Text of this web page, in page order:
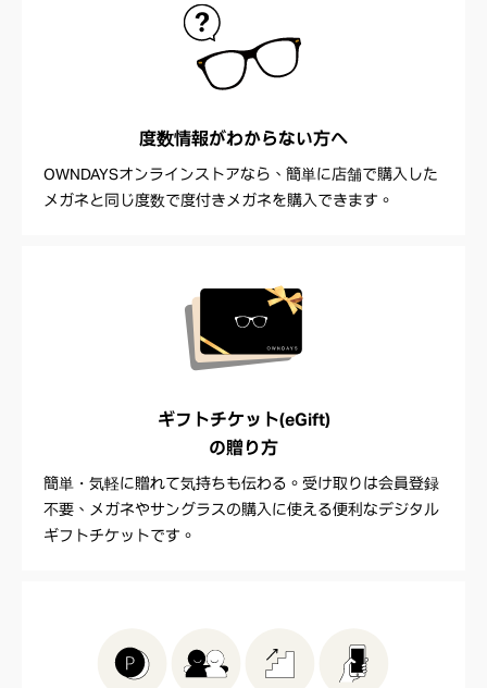
度数情報がわからない方へ
OWNDAYSオンラインストアなら、簡単に店舗で購入した
メガネと同じ度数で度付きメガネを購入できます。
ギフトチケット(eGift)
の贈り方
簡単・気軽に贈れて気持ちも伝わる。受け取りは会員登録
不要、メガネやサングラスの購入に使える便利なデジタル
ギフトチケットです。